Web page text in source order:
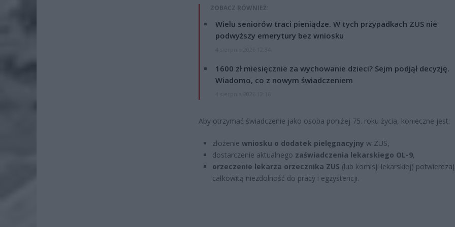
ZOBACZ RÓWNIEŻ:
Wielu seniorów traci pieniądze. W tych przypadkach ZUS nie
podwyższy emerytury bez wniosku
1600 zł miesięcznie za wychowanie dzieci? Sejm podjął decyzję.
Wiadomo, co z nowym świadczeniem
Aby otrzymać świadczenie jako osoba poniżej 75. roku życia, konieczne jest:
złożenie wniosku o dodatek pielęgnacyjny w ZUS,
dostarczenie aktualnego zaświadczenia lekarskiego OL-9,
orzeczenie lekarza orzecznika ZUS (lub komisji lekarskiej)
całkowitą niezdolność do pracy i egzystencji.